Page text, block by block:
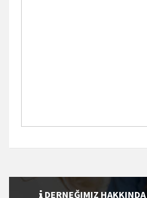
DERNEĞIMIZ HAKKINDA